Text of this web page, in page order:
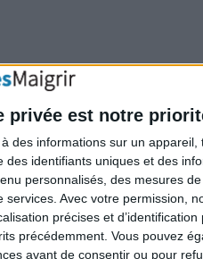
privée est notre
des informations sur un appareil,
identifiants uniques et des
personnalisés, des mesures
services. Avec votre permission,
précises et
précédemment. Vous pouvez
avant de consentir ou pour
anti-
la perte de
l'obésité.
à base
ligne ?